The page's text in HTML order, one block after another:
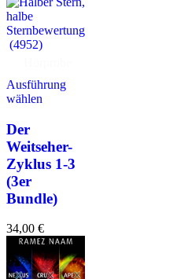
(4952)
Ausführung
wählen
Der
Weitseher-
Zyklus 1-3
(3er
Bundle)
34,00 €